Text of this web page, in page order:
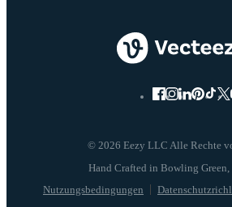
© 2026 Eezy LLC Alle Rechte
Nutzungsbedingungen